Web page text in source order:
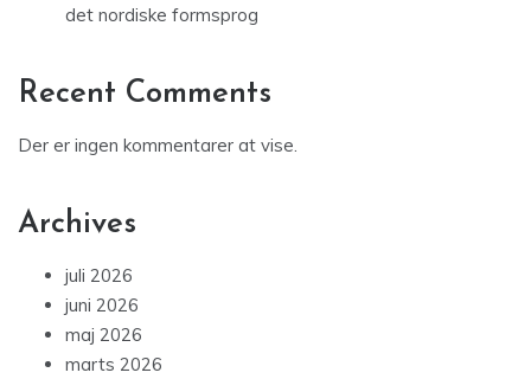
det nordiske formsprog
Recent Comments
Der er ingen kommentarer at vise.
Archives
juli 2026
juni 2026
maj 2026
marts 2026